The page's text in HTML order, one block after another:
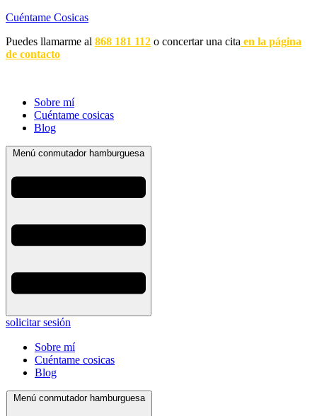
Cuéntame Cosicas
Puedes llamarme al 868 181 112 o concertar una cita en la página
de contacto
Sobre mí
Cuéntame cosicas
Blog
Menú conmutador hamburguesa
solicitar sesión
Sobre mí
Cuéntame cosicas
Blog
Menú conmutador hamburguesa